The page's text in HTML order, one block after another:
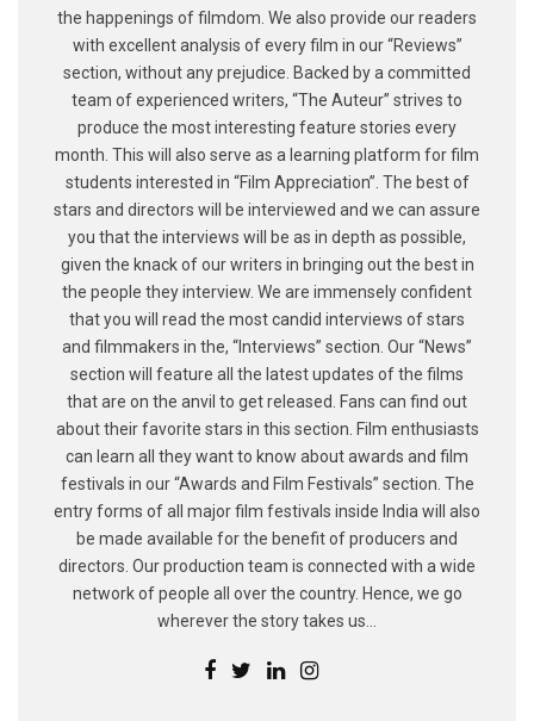
the happenings of filmdom. We also provide our readers
with excellent analysis of every film in our “Reviews”
section, without any prejudice. Backed by a committed
team of experienced writers, “The Auteur” strives to
produce the most interesting feature stories every
month. This will also serve as a learning platform for film
students interested in “Film Appreciation”. The best of
stars and directors will be interviewed and we can assure
you that the interviews will be as in depth as possible,
given the knack of our writers in bringing out the best in
the people they interview. We are immensely confident
that you will read the most candid interviews of stars
and filmmakers in the, “Interviews” section. Our “News”
section will feature all the latest updates of the films
that are on the anvil to get released. Fans can find out
about their favorite stars in this section. Film enthusiasts
can learn all they want to know about awards and film
festivals in our “Awards and Film Festivals” section. The
entry forms of all major film festivals inside India will also
be made available for the benefit of producers and
directors. Our production team is connected with a wide
network of people all over the country. Hence, we go
wherever the story takes us...